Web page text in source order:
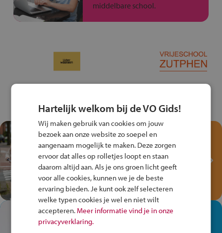
middelbare school.
Test je kennis met het
Fiets Veilig
Verkeersspel!
Speel het Fiets Veilig Verkeersspel
en win een Cortina-fiets!
In de winkel ben je op je
plek!
Hartelijk welkom bij de VO Gids!
Wij maken gebruik van cookies om jouw
bezoek aan onze website zo soepel en
aangenaam mogelijk te maken. Deze zorgen
ervoor dat alles op rolletjes loopt en staan
daarom altijd aan. Als je ons groen licht geeft
voor alle cookies, kunnen we je de beste
ervaring bieden. Je kunt ook zelf selecteren
welke typen cookies je wel en niet wilt
accepteren. Meer informatie vind je in onze
privacyverklaring.